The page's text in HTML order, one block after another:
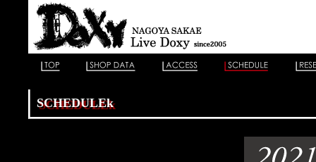
SCHEDULEk